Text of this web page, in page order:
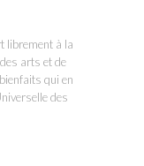
librement à la
arts et de
qui en
des